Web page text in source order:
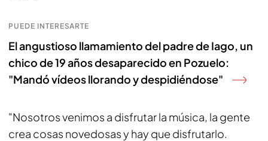
PUEDE INTERESARTE
El angustioso llamamiento del padre de Iago, un
chico de 19 años desaparecido en Pozuelo:
"Mandó vídeos llorando y despidiéndose"
"Nosotros venimos a disfrutar la música, la gente
crea cosas novedosas y hay que disfrutarlo.